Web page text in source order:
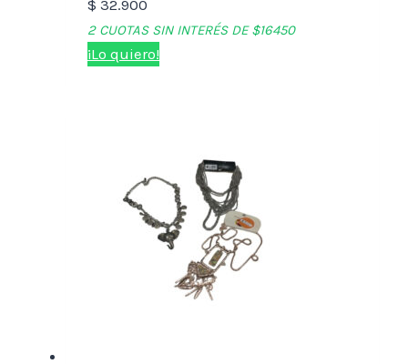
$ 32.900
2 CUOTAS SIN INTERÉS DE $16450
¡Lo quiero!